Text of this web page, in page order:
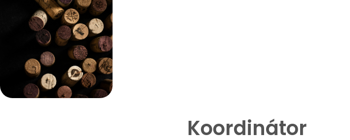
Koordinátor